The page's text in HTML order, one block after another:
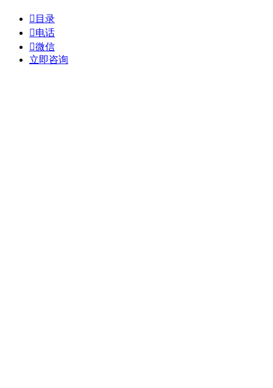
 目录
电话
微信
立即咨询